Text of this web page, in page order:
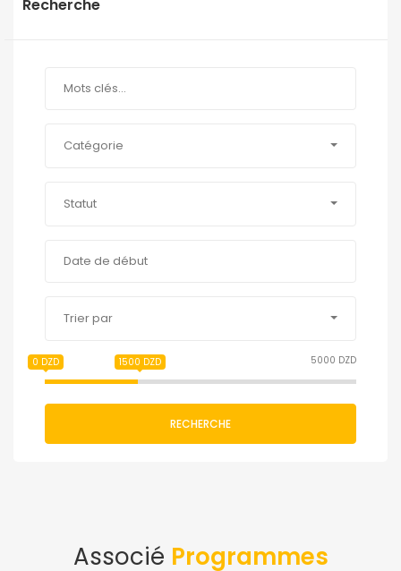
Recherche
Catégorie
Statut
Trier par
5000 DZD
0 DZD 1500 DZD
RECHERCHE
Associé Programmes